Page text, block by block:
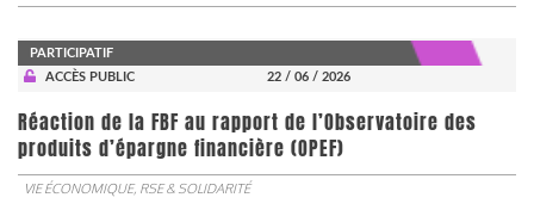
PARTICIPATIF
ACCÈS PUBLIC
22 / 06 / 2026
​​​​​​​Réaction de la FBF au rapport de l’Observatoire des
produits d’épargne financière (OPEF)
VIE ÉCONOMIQUE, RSE & SOLIDARITÉ